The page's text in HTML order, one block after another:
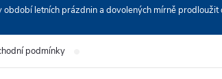
letních prázdnin a dovolených mírně
podmínky